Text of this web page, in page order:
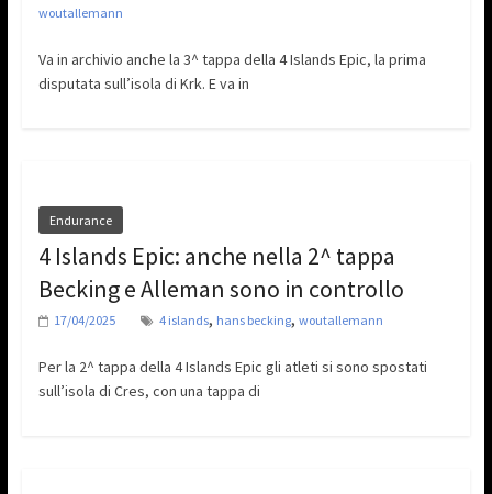
woutallemann
Va in archivio anche la 3^ tappa della 4 Islands Epic, la prima
disputata sull’isola di Krk. E va in
Endurance
4 Islands Epic: anche nella 2^ tappa
Becking e Alleman sono in controllo
17/04/2025 4 islands, hans becking, woutallemann
Per la 2^ tappa della 4 Islands Epic gli atleti si sono spostati
sull’isola di Cres, con una tappa di